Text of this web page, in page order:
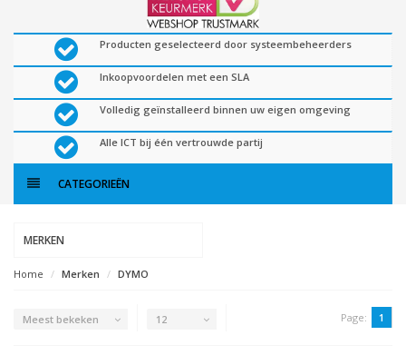
Producten geselecteerd door systeembeheerders
Inkoopvoordelen met een SLA
Volledig geïnstalleerd binnen uw eigen omgeving
Alle ICT bij één vertrouwde partij
CATEGORIEËN
MERKEN
Home Merken DYMO
Meest bekeken 12 Page: 1